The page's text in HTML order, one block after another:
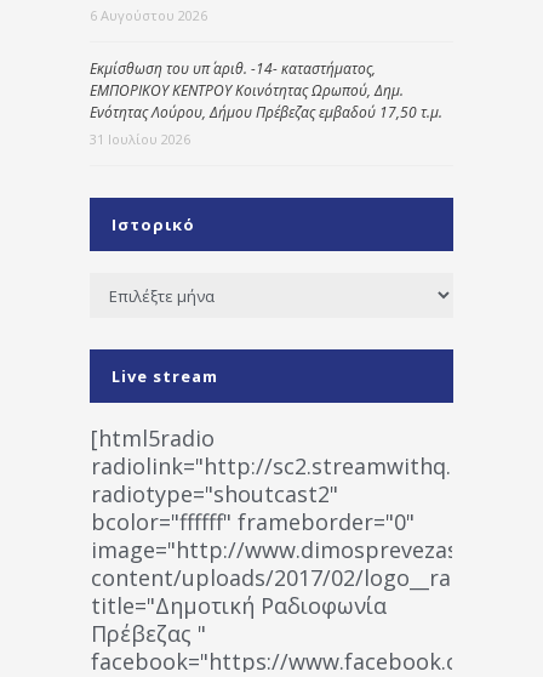
6 Αυγούστου 2026
Εκμίσθωση του υπ΄ αριθ. -14- καταστήματος,
ΕΜΠΟΡΙΚΟΥ ΚΕΝΤΡΟΥ Κοινότητας Ωρωπού, Δημ.
Ενότητας Λούρου, Δήμου Πρέβεζας εμβαδού 17,50 τ.μ.
31 Ιουλίου 2026
Ιστορικό
Ιστορικό
Live stream
[html5radio
radiolink="http://
radiotype="shoutcast2"
bcolor="ffffff" frameborder="0"
image="http://www.dimosprevezas.gr/wp-
content/uploads/2017/02/
title="Δημοτική Ραδιοφωνία
Πρέβεζας "
facebook="https://www.facebook.com/